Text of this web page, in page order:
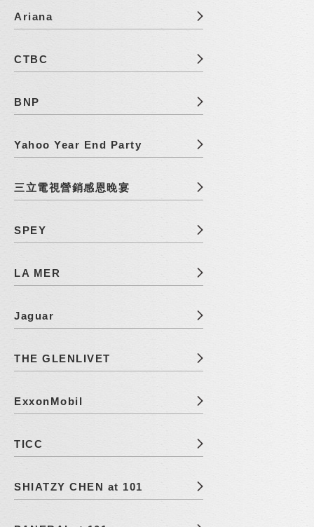
Ariana
CTBC
BNP
Yahoo Year End Party
三立電視營銷感恩晚宴
SPEY
LA MER
Jaguar
THE GLENLIVET
ExxonMobil
TICC
SHIATZY CHEN at 101